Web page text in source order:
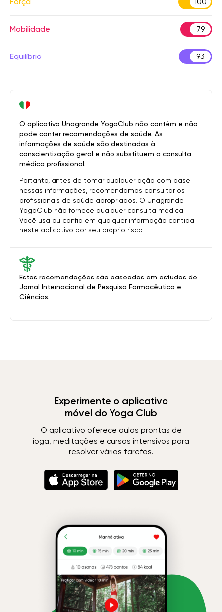
Mobilidade 79
Equilíbrio 93
Estas recomendações são baseadas em estudos do
Jornal Internacional de Pesquisa Farmacêutica e
Ciências.
O aplicativo Unagrande YogaClub não contém e não
pode conter recomendações de saúde. As
informações de saúde são destinadas à
conscientização geral e não substituem a consulta
médica profissional.
Portanto, antes de tomar qualquer ação com base
nessas informações, recomendamos consultar os
profissionais de saúde apropriados. O Unagrande
YogaClub não fornece qualquer consulta médica.
Você usa ou confia em qualquer informação contida
neste aplicativo por seu próprio risco.
Experimente o aplicativo
móvel do Yoga Club
O aplicativo oferece aulas prontas de
ioga, meditações e cursos intensivos para
resolver várias tarefas.